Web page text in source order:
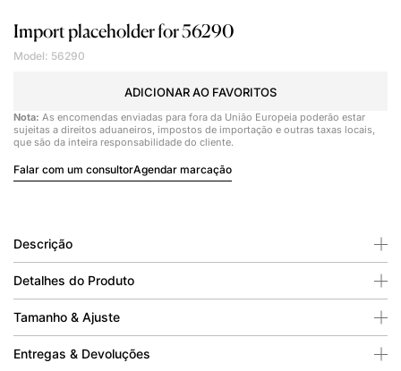
Import placeholder for 56290
Model: 56290
ADICIONAR AO FAVORITOS
Nota: As encomendas enviadas para fora da União Europeia poderão estar
sujeitas a direitos aduaneiros, impostos de importação e outras taxas locais,
que são da inteira responsabilidade do cliente.
Falar com um consultorAgendar marcação
Descrição
Detalhes do Produto
Tamanho & Ajuste
Entregas & Devoluções